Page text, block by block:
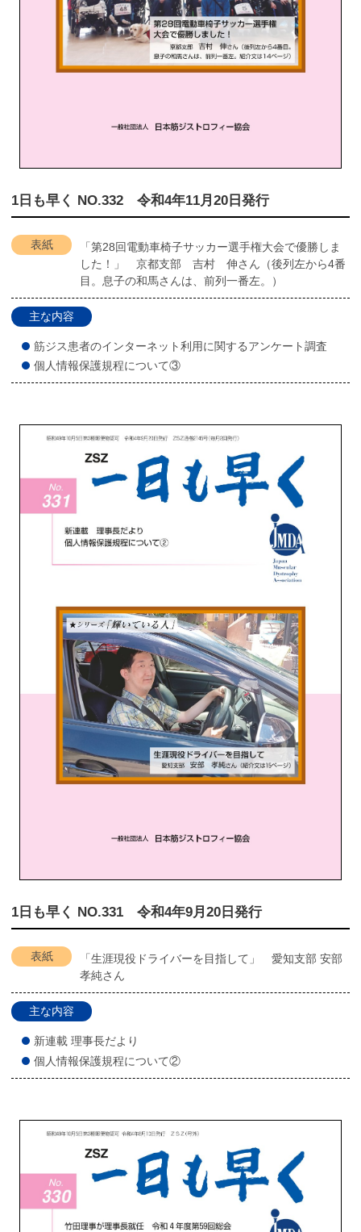
1日も早く NO.332 令和4年11月20日発行
表紙
「第28回電動車椅子サッカー選手権大会で優勝しま
した！」 京都支部 吉村 伸さん（後列左から4番
目。息子の和馬さんは、前列一番左。）
主な内容
筋ジス患者のインターネット利用に関するアンケート調査
個人情報保護規程について③
1日も早く NO.331 令和4年9月20日発行
表紙
「生涯現役ドライバーを目指して」 愛知支部 安部
孝純さん
主な内容
新連載 理事長だより
個人情報保護規程について②